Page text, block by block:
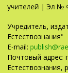
учителей | Эл №
Учредитель,
Естествознания"
E-mail:
Почтовый адрес: